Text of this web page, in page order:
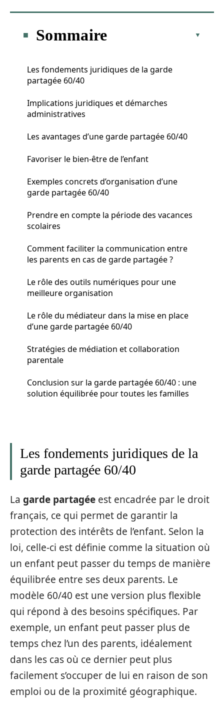
Sommaire
Les fondements juridiques de la garde
partagée 60/40
Implications juridiques et démarches
administratives
Les avantages d’une garde partagée 60/40
Favoriser le bien-être de l’enfant
Exemples concrets d’organisation d’une
garde partagée 60/40
Prendre en compte la période des vacances
scolaires
Comment faciliter la communication entre
les parents en cas de garde partagée ?
Le rôle des outils numériques pour une
meilleure organisation
Le rôle du médiateur dans la mise en place
d’une garde partagée 60/40
Stratégies de médiation et collaboration
parentale
Conclusion sur la garde partagée 60/40 : une
solution équilibrée pour toutes les familles
Les fondements juridiques de la
garde partagée 60/40
La garde partagée est encadrée par le droit
français, ce qui permet de garantir la
protection des intérêts de l’enfant. Selon la
loi, celle-ci est définie comme la situation où
un enfant peut passer du temps de manière
équilibrée entre ses deux parents. Le
modèle 60/40 est une version plus flexible
qui répond à des besoins spécifiques. Par
exemple, un enfant peut passer plus de
temps chez l’un des parents, idéalement
dans les cas où ce dernier peut plus
facilement s’occuper de lui en raison de son
emploi ou de la proximité géographique.